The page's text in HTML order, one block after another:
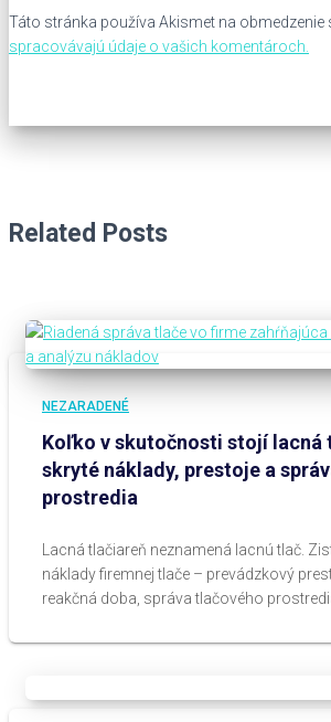
Táto stránka používa Akismet na obmedzenie
spracovávajú údaje o vašich komentároch.
Related Posts
NEZARADENÉ
Koľko v skutočnosti stojí lacná
skryté náklady, prestoje a
prostredia
Lacná tlačiareň neznamená lacnú tlač.
náklady firemnej tlače – prevádzkový
reakčná doba, správa tlačového